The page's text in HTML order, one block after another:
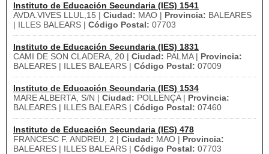
Instituto de Educación Secundaria (IES) 1541
AVDA.VIVES LLUL,15 | Ciudad: MAO | Provincia: BALEARES
| ILLES BALEARS | Código Postal: 07703
Instituto de Educación Secundaria (IES) 1831
CAMI DE SON CLADERA, 20 | Ciudad: PALMA | Provincia:
BALEARES | ILLES BALEARS | Código Postal: 07009
Instituto de Educación Secundaria (IES) 1534
MARE ALBERTA, S/N | Ciudad: POLLENÇA | Provincia:
BALEARES | ILLES BALEARS | Código Postal: 07460
Instituto de Educación Secundaria (IES) 478
FRANCESC F. ANDREU, 2 | Ciudad: MAO | Provincia:
BALEARES | ILLES BALEARS | Código Postal: 07703